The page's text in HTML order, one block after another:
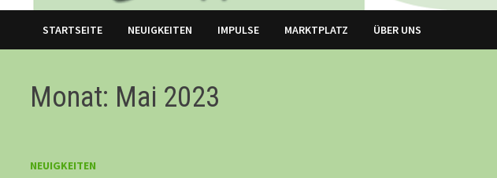
STARTSEITE NEUIGKEITEN IMPULSE MARKTPLATZ ÜBER UNS
Monat: Mai 2023
NEUIGKEITEN